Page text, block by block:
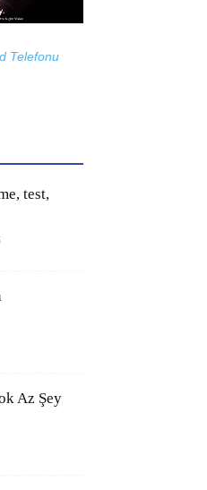
Telefonu
test,
Az Şey